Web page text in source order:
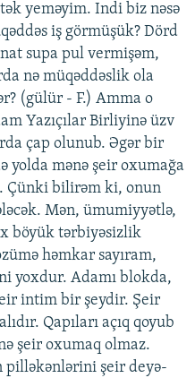
yeməyim. Indi biz nəsə
iş görmüşük? Dörd
supa pul vermişəm,
nə müqəddəslik ola
(gülür - F.) Amma o
Yazıçılar Birliyinə üzv
çap olunub. Əgər bir
yolda mənə şeir oxumağa
Çünki bilirəm ki, onun
Mən, ümumiyyətlə,
böyük tərbiyəsizlik
həmkar sayıram,
yoxdur. Adamı blokda,
intim bir şeydir. Şeir
Qapıları açıq qoyub
şeir oxumaq olmaz.
pilləkənlərini şeir deyə-